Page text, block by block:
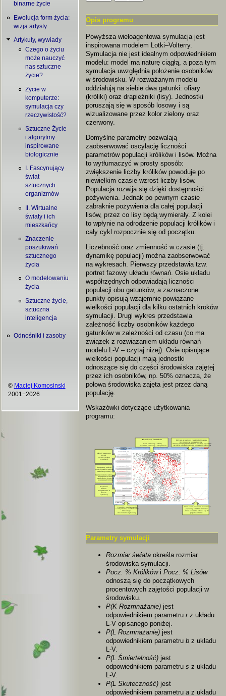
binarne życie
Ewolucja form życia:
wizja artysty
Artykuły, wywiady
Czego o życiu
może nauczyć
nas sztuczne
życie?
Życie w
komputerze:
symulacja czy
rzeczywistość?
Sztuczne Życie
i algorytmy
inspirowane
biologicznie
I. Fascynujący
świat
sztucznych
organizmów
II. Wirtualne
światy i ich
mieszkańcy
Znaczenie
poszukiwań
sztucznego
życia
O modelowaniu
życia
Sztuczne życie,
sztuczna
inteligencja
Odnośniki i zasoby
© Maciej Komosinski
2001−2026
Opis programu
Powyższa wieloagentowa symulacja jest
inspirowana modelem Lotki–Volterry.
Symulacja nie jest idealnym odpowiednikiem
modelu: model ma naturę ciągłą, a poza tym
symulacja uwzględnia położenie osobników
w środowisku. W rozważanym modelu
oddziałują na siebie dwa gatunki: ofiary
(króliki) oraz drapieżniki (lisy). Jednostki
poruszają się w sposób losowy i są
wizualizowane przez kolor zielony oraz
czerwony.
Domyślne parametry pozwalają
zaobserwować oscylację liczności
parametrów populacji królików i lisów. Można
to wytłumaczyć w prosty sposób:
zwiększenie liczby królików powoduje po
niewielkim czasie wzrost liczby lisów.
Populacja rozwija się dzięki dostępności
pożywienia. Jednak po pewnym czasie
zabraknie pożywienia dla całej populacji
lisów, przez co lisy będą wymierały. Z kolei
to wpłynie na odrodzenie populacji królików i
cały cykl rozpocznie się od początku.
Liczebność oraz zmienność w czasie (tj.
dynamikę populacji) można zaobserwować
na wykresach. Pierwszy przedstawia tzw.
portret fazowy układu równań. Osie układu
współrzędnych odpowiadają liczności
populacji obu gatunków, a zaznaczone
punkty opisują wzajemnie powiązane
wielkości populacji dla kilku ostatnich kroków
symulacji. Drugi wykres przedstawia
zależność liczby osobników każdego
gatunków w zależności od czasu (co ma
związek z rozwiązaniem układu równań
modelu L-V – czytaj niżej). Osie opisujące
wielkości populacji mają jednostki
odnoszące się do części środowiska zajętej
przez ich osobników, np. 50% oznacza, że
połowa środowiska zajęta jest przez daną
populację.
Wskazówki dotyczące użytkowania
programu:
Parametry symulacji
Rozmiar świataokreśla rozmiar
środowiska symulacji.
Pocz. % Królikówi Pocz. % Lisów
odnoszą się do początkowych
procentowych zajętości populacji w
środowisku.
P(K Rozmnażanie)jest
odpowiednikiem parametru rz układu
L-V opisanego poniżej.
P(L Rozmnażanie)jest
odpowiednikiem parametru bz układu
L-V.
P(L Śmiertelność)jest
odpowiednikiem parametru s z układu
L-V.
P(L Skuteczność)jest
odpowiednikiem parametru az układu